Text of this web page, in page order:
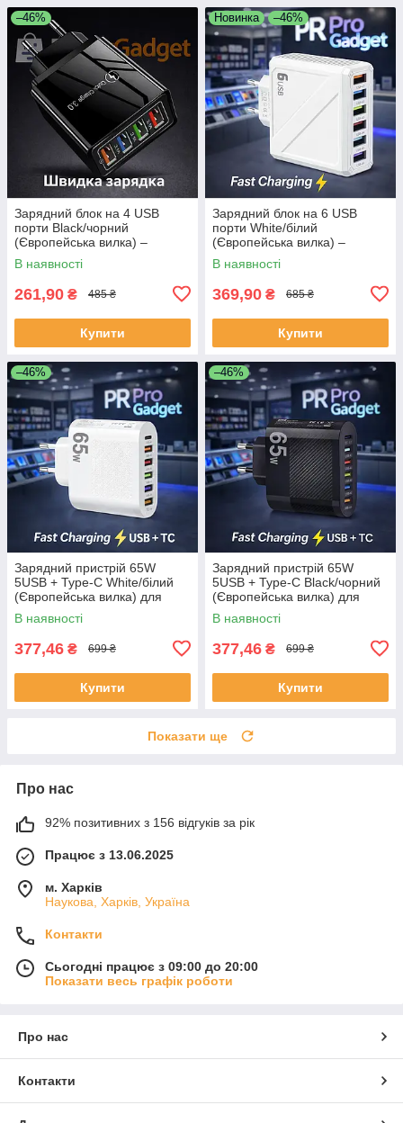
–46%
Зарядний блок на 4 USB
порти Black/чорний
(Європейська вилка) –
Швидка зарядка
В наявності
261,90 ₴ 485 ₴
Купити
Новинка –46%
Зарядний блок на 6 USB
порти White/білий
(Європейська вилка) –
Швидка зарядка
В наявності
369,90 ₴ 685 ₴
Купити
–46%
Зарядний пристрій 65W
5USB + Type-C White/білий
(Європейська вилка) для
телефонів і гаджетів | Швидка
зарядка
В наявності
377,46 ₴ 699 ₴
Купити
–46%
Зарядний пристрій 65W
5USB + Type-C Black/чорний
(Європейська вилка) для
телефонів і гаджетів | Швидка
зарядка
В наявності
377,46 ₴ 699 ₴
Купити
Показати ще
Про нас
92% позитивних з 156 відгуків за рік
Працює з 13.06.2025
м. Харків
Наукова, Харків, Україна
Контакти
Сьогодні працює з 09:00 до 20:00
Показати весь графік роботи
Про нас
Контакти